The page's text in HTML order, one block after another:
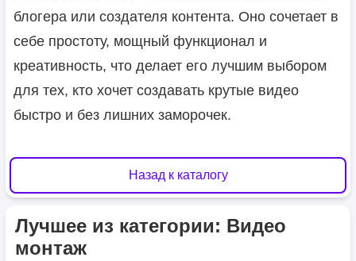
блогера или создателя контента. Оно сочетает в
себе простоту, мощный функционал и
креативность, что делает его лучшим выбором
для тех, кто хочет создавать крутые видео
быстро и без лишних заморочек.
Назад к каталогу
Лучшее из категории: Видео
монтаж